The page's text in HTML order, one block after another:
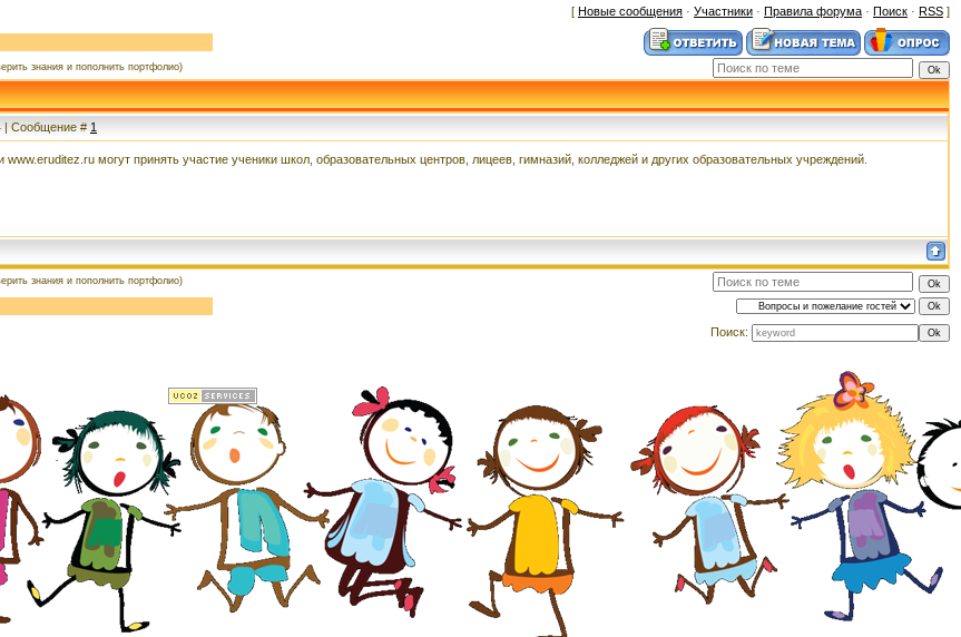
[ Новые сообщения · Участники · Правила форума · Поиск · RSS ]
знания и пополнить портфолио)
| Сообщение # 1
могут принять участие ученики школ, образовательных центров, лицеев, гимназий, колледжей и других образовательных учреждений.
знания и пополнить портфолио)
Поиск: